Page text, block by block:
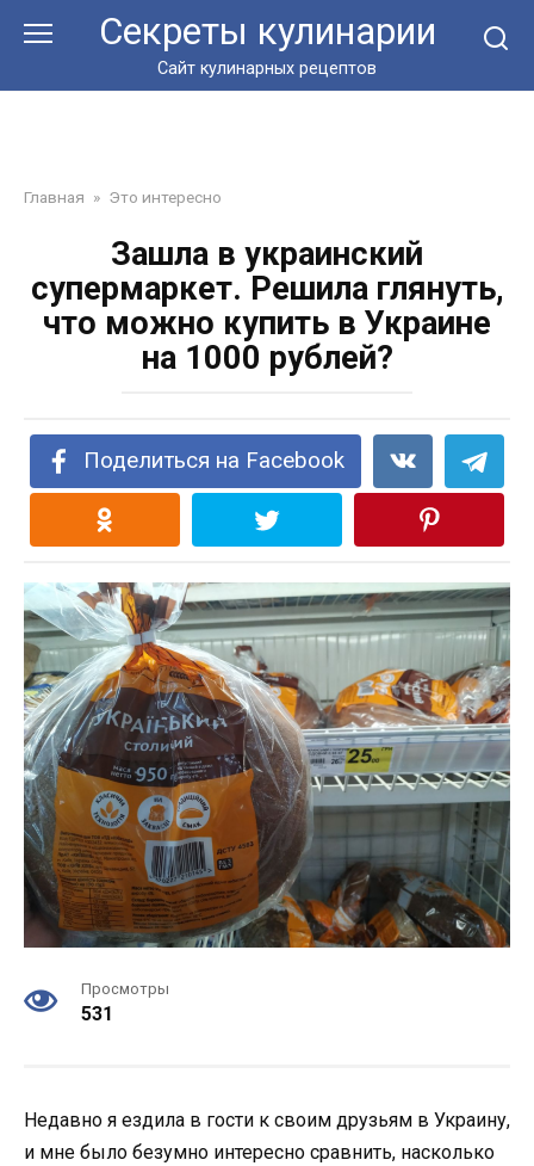
Секреты кулинарии
Сайт кулинарных рецептов
Главная » Это интересно
Зашла в украинский
супермаркет. Решила глянуть,
что можно купить в Украине
на 1000 рублей?
Поделиться на Facebook
Просмотры
531
Недавно я ездила в гости к своим друзьям в Украину,
и мне было безумно интересно сравнить, насколько